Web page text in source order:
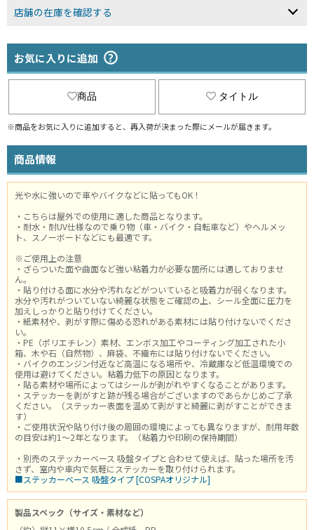
店舗の在庫を確認する
お気に入りに追加
商品 タイトル
※商品をお気に入りに追加すると、再入荷が決まった際にメールが届きます。
商品情報
光や水に強いので車やバイクなどに貼ってもOK！
・こちらは屋外での使用に適した商品となります。
・耐水・耐UV仕様なので乗り物（車・バイク・自転車など）やヘルメッ
ト、スノーボードなどにも最適です。
※ご使用上の注意
・ざらついた面や曲面など強い粘着力が必要な箇所には適しておりませ
ん。
・貼り付ける面に水分や汚れなどがついていると吸着力が弱くなります。
水分や汚れがついていない綺麗な状態をご確認の上、シール全面に圧力を
加えしっかりと貼り付けてください。
・紙素材や、剥がす際に傷める恐れがある素材には貼り付けないでくださ
い。
・PE（ポリエチレン）素材、エンボス加工やコーティング加工された小
箱、木や石（自然物）、麻袋、不織布には貼り付けないでください。
・バイクのエンジン付近など高温になる場所や、冷蔵庫など低温環境での
使用は避けてください。粘着力低下の原因となります。
・貼る素材や場所によってはシールが剥がれやすくなることがあります。
・ステッカーを剥がすと跡が残る場合がございますのであらかじめご了承
ください。（ステッカー表面を温めて剥がすと綺麗に剥がすことができま
す）
・ご使用状況や貼り付け後の周囲の環境によっても異なりますが、耐用年数
の目安は約1～2年となります。（粘着力や印刷の保持期間）
・別売のステッカーベース 吸盤タイプと合わせて使えば、貼った場所を汚
さず、室内や車内で気軽にステッカーを取り付けられます。
■ステッカーベース 吸盤タイプ [COSPAオリジナル]
製品スペック（サイズ・素材など）